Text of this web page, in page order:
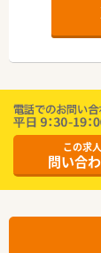
この求
問い合